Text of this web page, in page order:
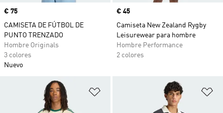
Precio
€ 75
CAMISETA DE FÚTBOL DE
PUNTO TRENZADO
Hombre Originals
3 colores
Nuevo
Precio
€ 45
Camiseta New Zealand Rygby
Leisurewear para hombre
Hombre Performance
2 colores
Añadir a la lista de deseos